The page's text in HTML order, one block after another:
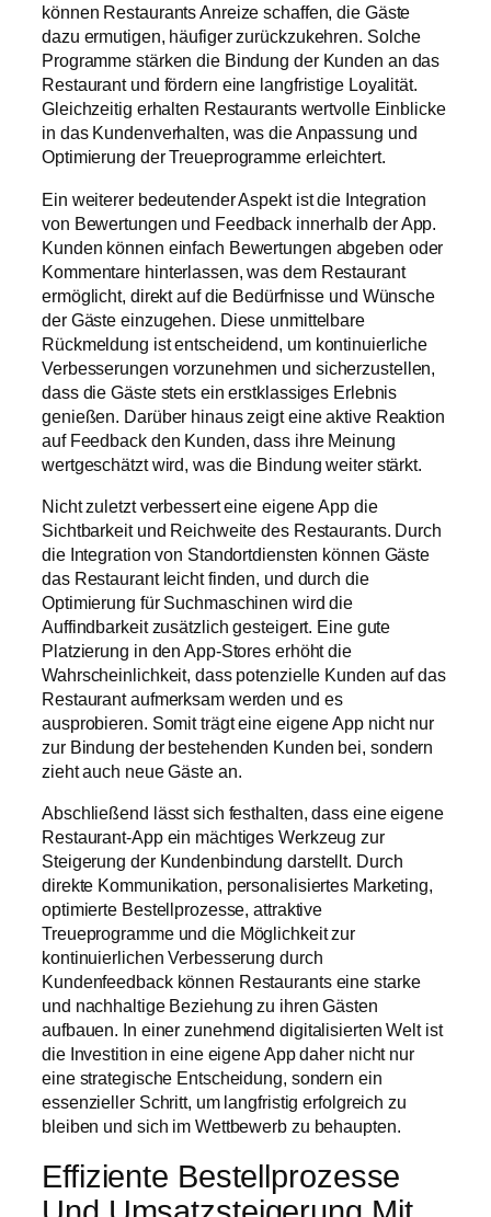
können Restaurants Anreize schaffen, die Gäste
dazu ermutigen, häufiger zurückzukehren. Solche
Programme stärken die Bindung der Kunden an das
Restaurant und fördern eine langfristige Loyalität.
Gleichzeitig erhalten Restaurants wertvolle Einblicke
in das Kundenverhalten, was die Anpassung und
Optimierung der Treueprogramme erleichtert.
Ein weiterer bedeutender Aspekt ist die Integration
von Bewertungen und Feedback innerhalb der App.
Kunden können einfach Bewertungen abgeben oder
Kommentare hinterlassen, was dem Restaurant
ermöglicht, direkt auf die Bedürfnisse und Wünsche
der Gäste einzugehen. Diese unmittelbare
Rückmeldung ist entscheidend, um kontinuierliche
Verbesserungen vorzunehmen und sicherzustellen,
dass die Gäste stets ein erstklassiges Erlebnis
genießen. Darüber hinaus zeigt eine aktive Reaktion
auf Feedback den Kunden, dass ihre Meinung
wertgeschätzt wird, was die Bindung weiter stärkt.
Nicht zuletzt verbessert eine eigene App die
Sichtbarkeit und Reichweite des Restaurants. Durch
die Integration von Standortdiensten können Gäste
das Restaurant leicht finden, und durch die
Optimierung für Suchmaschinen wird die
Auffindbarkeit zusätzlich gesteigert. Eine gute
Platzierung in den App-Stores erhöht die
Wahrscheinlichkeit, dass potenzielle Kunden auf das
Restaurant aufmerksam werden und es
ausprobieren. Somit trägt eine eigene App nicht nur
zur Bindung der bestehenden Kunden bei, sondern
zieht auch neue Gäste an.
Abschließend lässt sich festhalten, dass eine eigene
Restaurant-App ein mächtiges Werkzeug zur
Steigerung der Kundenbindung darstellt. Durch
direkte Kommunikation, personalisiertes Marketing,
optimierte Bestellprozesse, attraktive
Treueprogramme und die Möglichkeit zur
kontinuierlichen Verbesserung durch
Kundenfeedback können Restaurants eine starke
und nachhaltige Beziehung zu ihren Gästen
aufbauen. In einer zunehmend digitalisierten Welt ist
die Investition in eine eigene App daher nicht nur
eine strategische Entscheidung, sondern ein
essenzieller Schritt, um langfristig erfolgreich zu
bleiben und sich im Wettbewerb zu behaupten.
Effiziente Bestellprozesse